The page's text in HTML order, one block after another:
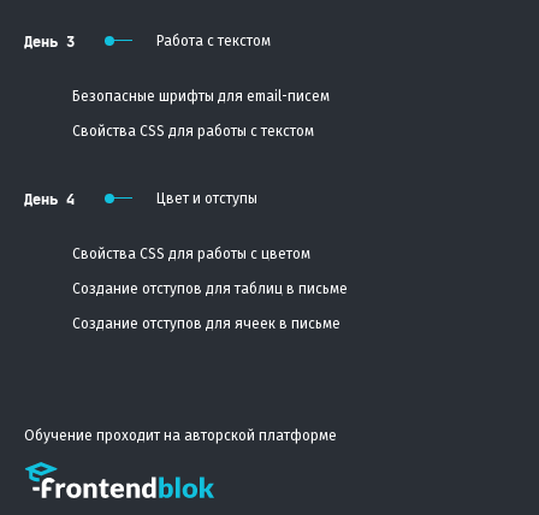
День 3 Работа с текстом
Безопасные шрифты для email-писем
Свойства CSS для работы с текстом
День 4 Цвет и отступы
Свойства CSS для работы с цветом
Создание отступов для таблиц в письме
Создание отступов для ячеек в письме
Обучение проходит на авторской платформе